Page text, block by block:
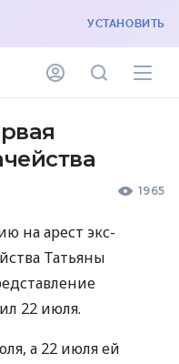
УСТАНОВИТЬ
1965
на арест экс-
Татьяны
22 июля.
а 22 июля ей